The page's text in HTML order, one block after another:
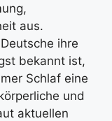
aus.
ihre
bekannt ist,
Schlaf eine
und
aktuellen